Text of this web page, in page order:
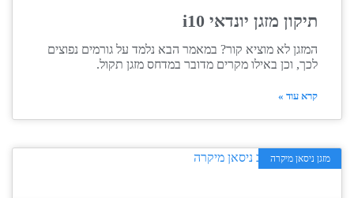
תיקון מזגן יונדאי i10
המזגן לא מוציא קור? במאמר הבא נלמד על גורמים נפוצים
לכך, וכן באילו מקרים מדובר במדחס מזגן תקול.
קרא עוד »
מזגן ניסאן מיקרה